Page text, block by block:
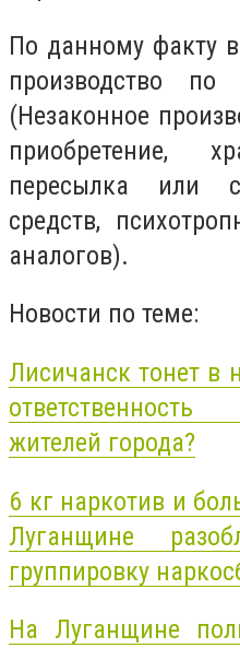
По данному факту
производство
(Незаконное
приобретение,
пересылка или
средств,
аналогов).
Новости по теме:
Лисичанск тонет в
жителей города?
6 кг наркотив и
Луганщине
группировку
На Луганщине